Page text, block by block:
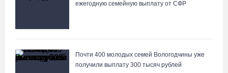
07.08.26 / 11:18
ежегодную семейную выплату от СФР
Почти 400 молодых семей Вологодчины уже
получили выплату 300 тысяч рублей